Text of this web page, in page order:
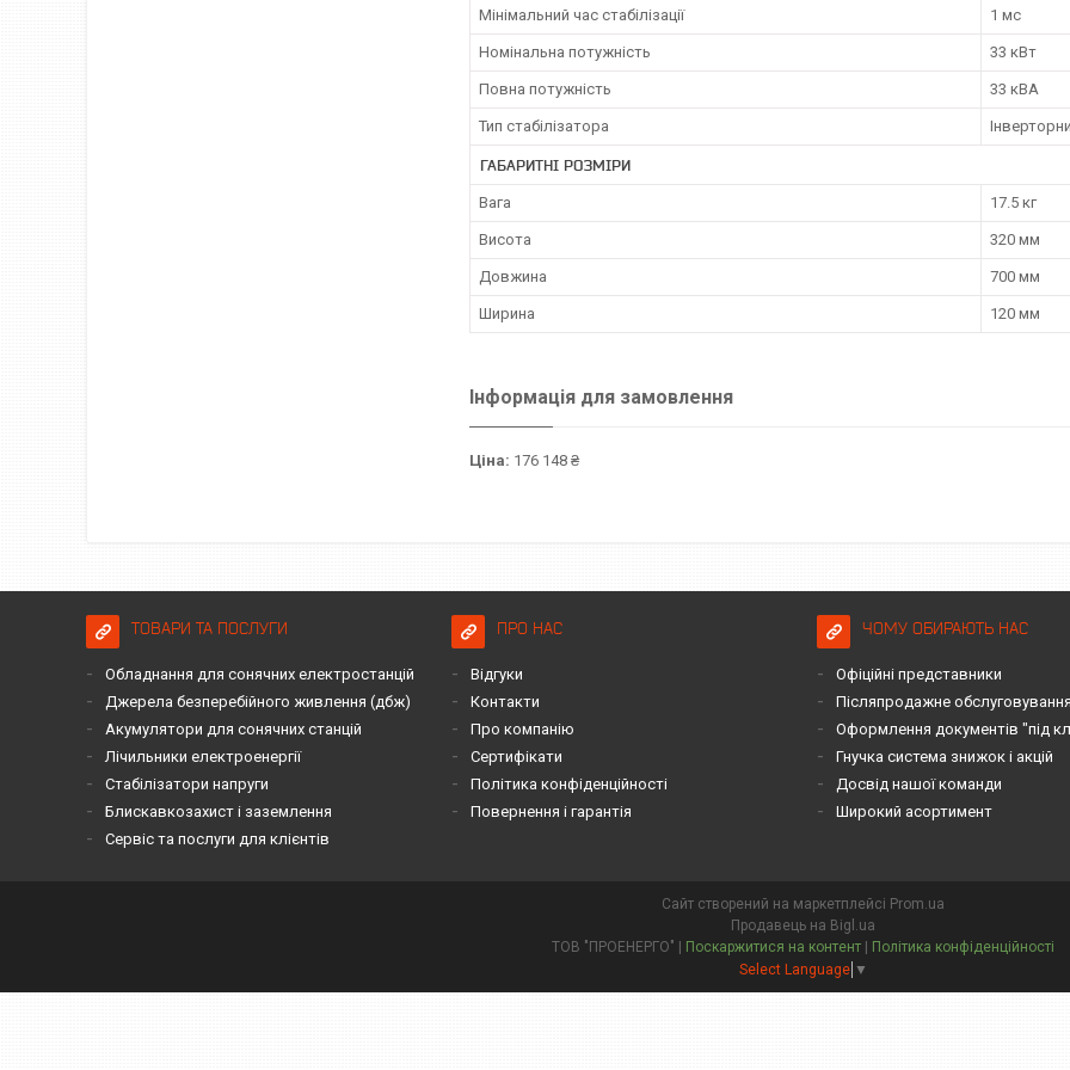
Мінімальний час стабілізації 1 мс
Номінальна потужність 33 кВт
Повна потужність 33 кВА
Тип стабілізатора
ГАБАРИТНІ РОЗМІРИ
Вага 17.5 кг
Висота 320 мм
Довжина 700 мм
Ширина 120 мм
Інформація для замовлення
Ціна: 176 148 ₴
ТОВАРИ ТА ПОСЛУГИ
Обладнання для сонячних електростанцій
Джерела безперебійного живлення (дбж)
Акумулятори для сонячних станцій
Лічильники електроенергії
Стабілізатори напруги
Блискавкозахист і заземлення
Сервіс та послуги для клієнтів
ПРО НАС
Відгуки
Контакти
Про компанію
Сертифікати
Політика конфіденційності
Повернення і гарантія
ЧОМУ ОБИРАЮТЬ НАС
Офіційні представники
Післяпродажне обслуговування
Оформлення документів "під
Гнучка система знижок і акцій
Досвід нашої команди
Широкий асортимент
Сайт створений на маркетплейсі Prom.ua
Продавець на Bigl.ua
Поскаржитися на контент
Політика конфіденційності
Select Language ▼